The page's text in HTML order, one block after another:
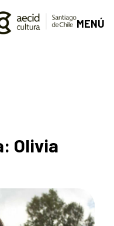
MENÚ
Olivia